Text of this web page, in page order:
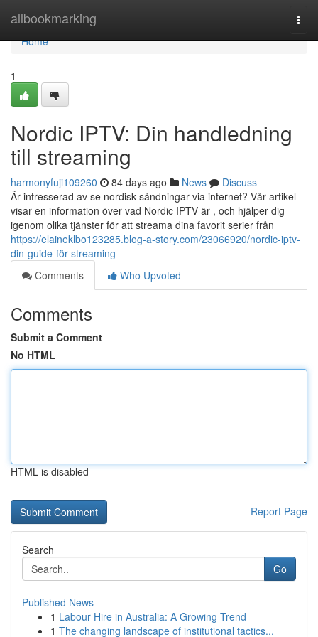
allbookmarking
Home
Home
1
Nordic IPTV: Din handledning
till streaming
harmonyfuji109260 84 days ago News
Discuss
Är intresserad av se nordisk sändningar via internet? Vår artikel
visar en information över vad Nordic IPTV är , och hjälper dig
igenom olika tjänster för att streama dina favorit serier från
https://elaineklbo123285.blog-a-story.com/23066920/nordic-iptv-
din-guide-för-streaming
Comments
Who Upvoted
Comments
Submit a Comment
No HTML
HTML is disabled
Report Page
Search
Go
Published News
1 Labour Hire in Australia: A Growing Trend
1 The changing landscape of institutional tactics...